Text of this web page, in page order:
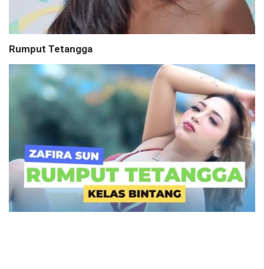
Rumput Tetangga